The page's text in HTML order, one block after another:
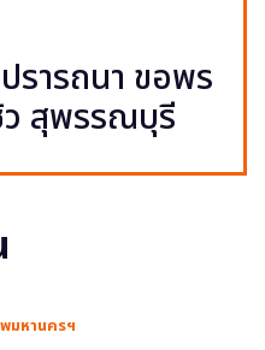
รารถนา ขอพร
สุพรรณบุรี
มหานครฯ